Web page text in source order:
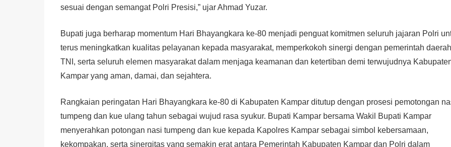
sesuai dengan semangat Polri Presisi,” ujar Ahmad Yuzar.
Bupati juga berharap momentum Hari Bhayangkara ke-80 menjadi penguat komitmen seluruh jajaran Polri
terus meningkatkan kualitas pelayanan kepada masyarakat, memperkokoh sinergi dengan pemerintah
TNI, serta seluruh elemen masyarakat dalam menjaga keamanan dan ketertiban demi terwujudnya
Kampar yang aman, damai, dan sejahtera.
Rangkaian peringatan Hari Bhayangkara ke-80 di Kabupaten Kampar ditutup dengan prosesi pemotongan
tumpeng dan kue ulang tahun sebagai wujud rasa syukur. Bupati Kampar bersama Wakil Bupati Kampar
menyerahkan potongan nasi tumpeng dan kue kepada Kapolres Kampar sebagai simbol kebersamaan,
kekompakan, serta sinergitas yang semakin erat antara Pemerintah Kabupaten Kampar dan Polri dalam